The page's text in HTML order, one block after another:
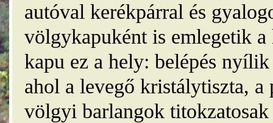
autóval kerékpárral és
völgykapuként is emlegetik
kapu ez a hely: belépés
ahol a levegő kristálytiszta, a
völgyi barlangok